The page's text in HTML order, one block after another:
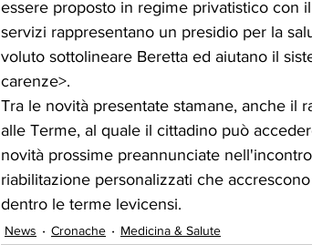
essere proposto in regime privatistico con
servizi rappresentano un presidio per la
voluto sottolineare Beretta ed aiutano il
carenze>.
Tra le novità presentate stamane, anche
alle Terme, al quale il cittadino può
novità prossime preannunciate
riabilitazione personalizzati che
dentro le terme levicensi.
News Cronache Medicina & Salute